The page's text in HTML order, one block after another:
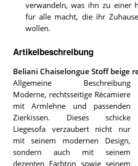
verwandeln, was ihn zu einer
für alle macht, die ihr
wollen.
Artikelbeschreibung
Beliani Chaiselongue Stoff beige
Allgemeine Beschreibung
Moderne, rechtsseitige Récamiere
mit Armlehne und passenden
Zierkissen. Dieses schicke
Liegesofa verzaubert nicht nur
mit seinem modernen Design,
sondern auch mit seinem
dezenten Farbton sowie seinem